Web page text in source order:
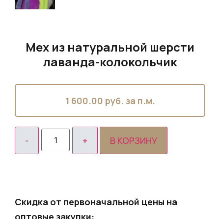
Мех из натуральной шерсти
лаванда-колокольчик
1 600.00 руб. за п.м.
В КОРЗИНУ
Скидка от первоначальной цены на